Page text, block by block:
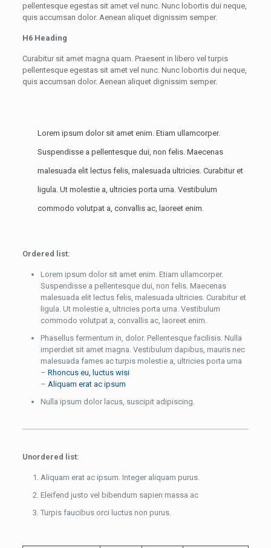
pellentesque egestas sit amet vel nunc. Nunc lobortis dui neque,
quis accumsan dolor. Aenean aliquet dignissim semper.
H6 Heading
Curabitur sit amet magna quam. Praesent in libero vel turpis
pellentesque egestas sit amet vel nunc. Nunc lobortis dui neque,
quis accumsan dolor. Aenean aliquet dignissim semper.
Lorem ipsum dolor sit amet enim. Etiam ullamcorper.
Suspendisse a pellentesque dui, non felis. Maecenas
malesuada elit lectus felis, malesuada ultricies. Curabitur et
ligula. Ut molestie a, ultricies porta urna. Vestibulum
commodo volutpat a, convallis ac, laoreet enim.
Ordered list:
Lorem ipsum dolor sit amet enim. Etiam ullamcorper.
Suspendisse a pellentesque dui, non felis. Maecenas
malesuada elit lectus felis, malesuada ultricies. Curabitur et
ligula. Ut molestie a, ultricies porta urna. Vestibulum
commodo volutpat a, convallis ac, laoreet enim.
Phasellus fermentum in, dolor. Pellentesque facilisis. Nulla
imperdiet sit amet magna. Vestibulum dapibus, mauris nec
malesuada fames ac turpis molestie a, ultricies porta urna
– Rhoncus eu, luctus wisi
– Aliquam erat ac ipsum
Nulla ipsum dolor lacus, suscipit adipiscing.
Unordered list:
Aliquam erat ac ipsum. Integer aliquam purus.
Eleifend justo vel bibendum sapien massa ac
Turpis faucibus orci luctus non purus.